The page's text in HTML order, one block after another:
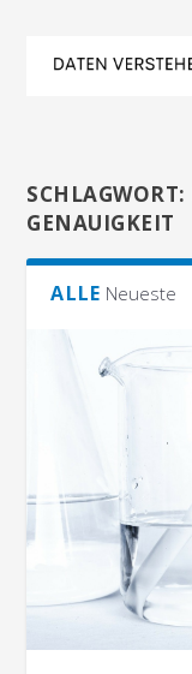
SCHLAGWORT:
GENAUIGKEIT
ALLE Neueste